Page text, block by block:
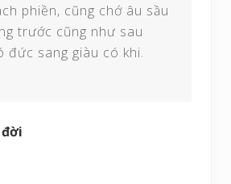
phiền, cũng chớ âu sầu
trước cũng như sau
đức sang giàu có khi.